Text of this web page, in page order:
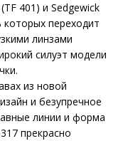
401) и Sedgewick
переходит
линзами
силуэт модели
из новой
и безупречное
линии и форма
прекрасно